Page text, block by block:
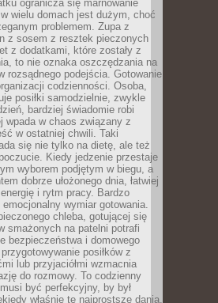
ogranicza się marnowanie
wielu domach jest dużym, choć
problemem. Zupa z
z sosem z resztek pieczonych
z dodatkami, które zostały z
to nie oznaka oszczędzania na
rozsądnego podejścia. Gotowanie
codzienności. Osoba,
posiłki samodzielnie, zwykle
bardziej świadomie robi
wpada w chaos związany z
w ostatniej chwili. Taki
się nie tylko na dietę, ale też
Kiedy jedzenie przestaje
wyborem podjętym w biegu, a
dobrze ułożonego dnia, łatwiej
i rytm pracy. Bardzo
wymiar gotowania.
chleba, gotującej się
smażonych na patelni potrafi
bezpieczeństwa i domowego
posiłków z
lub przyjaciółmi wzmacnia
do rozmowy. To codzienny
być perfekcyjny, by był
właśnie te najprostsze dania,